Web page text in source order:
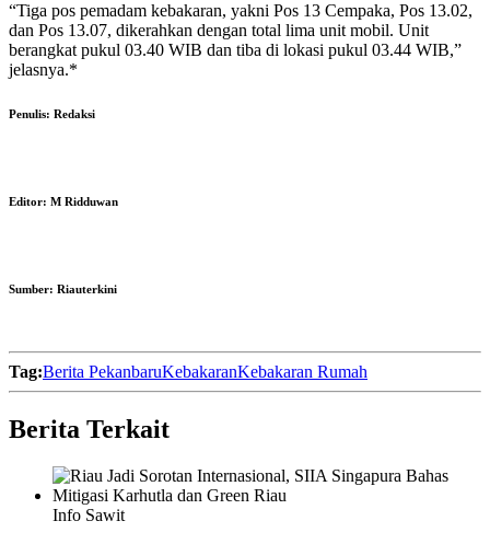
“Tiga pos pemadam kebakaran, yakni Pos 13 Cempaka, Pos 13.02,
dan Pos 13.07, dikerahkan dengan total lima unit mobil. Unit
berangkat pukul 03.40 WIB dan tiba di lokasi pukul 03.44 WIB,”
jelasnya.*
Penulis: Redaksi
Editor: M Ridduwan
Sumber: Riauterkini
Tag:Berita PekanbaruKebakaranKebakaran Rumah
Berita Terkait
Info Sawit